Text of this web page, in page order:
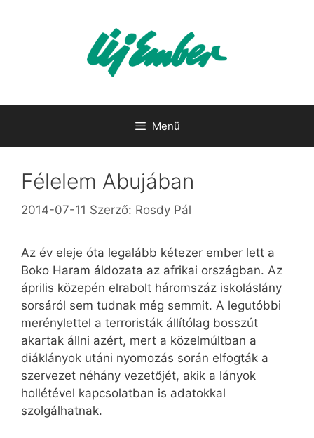
Menü
Félelem Abujában
2014-07-11 Szerző: Rosdy Pál
Az év eleje óta legalább kétezer ember lett a
Boko Haram áldozata az afrikai országban. Az
április közepén elrabolt háromszáz iskoláslány
sorsáról sem tudnak még semmit. A legutóbbi
merénylettel a terroristák állítólag bosszút
akartak állni azért, mert a közelmúltban a
diáklányok utáni nyomozás során elfogták a
szervezet néhány vezetőjét, akik a lányok
hollétével kapcsolatban is adatokkal
szolgálhatnak.